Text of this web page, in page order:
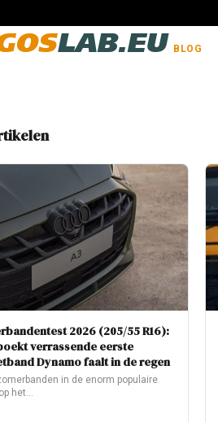
LAB.EU BLOG
2026 (205/55 R16):
verrassende eerste
Dynamo faalt in de regen
in de enorm populaire
het…